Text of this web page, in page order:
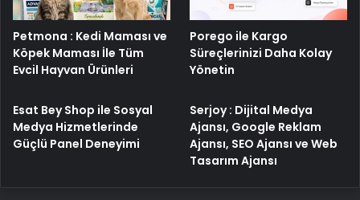
Petmona : Kedi Maması ve
Köpek Maması İle Tüm
Evcil Hayvan Ürünleri
Porego ile Kargo
Süreçlerinizi Daha Kolay
Yönetin
Esat Bey Shop ile Sosyal
Medya Hizmetlerinde
Güçlü Panel Deneyimi
Serjoy : Dijital Medya
Ajansı, Google Reklam
Ajansı, SEO Ajansı ve Web
Tasarım Ajansı